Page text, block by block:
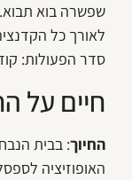
שפשרה בוא
לאורך כל
סדר הפעולות:
חיים על
החיוך: בבית
האופוזיציה